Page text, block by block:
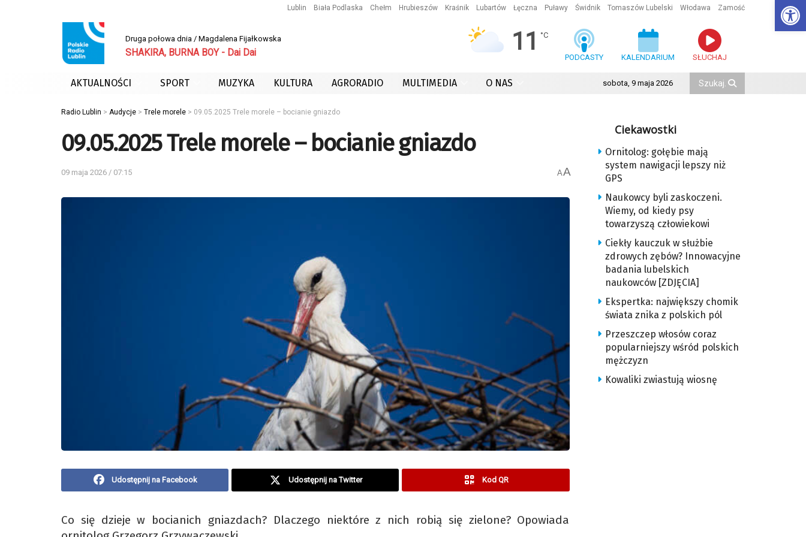
Lublin Biała Podlaska Chełm Hrubieszów Kraśnik Lubartów Łęczna Puławy Świdnik Tomaszów Lubelski Włodawa Zamość
Druga połowa dnia / Magdalena Fijałkowska
SHAKIRA, BURNA BOY - Dai Dai 11 °C
PODCASTY KALENDARIUM SŁUCHAJ
AKTUALNOŚCI SPORT MUZYKA KULTURA AGRORADIO MULTIMEDIA O NAS sobota, 9 maja 2026
Radio Lublin > Audycje > Trele morele > 09.05.2025 Trele morele – bocianie gniazdo
09.05.2025 Trele morele – bocianie gniazdo
09 maja 2026 / 07:15 AA
Udostępnij na Facebook Udostępnij na Twitter Kod QR
Co się dzieje w bocianich gniazdach? Dlaczego niektóre z nich robią się zielone? Opowiada
Ciekawostki
Ornitolog: gołębie mają
system nawigacji lepszy niż
GPS
Naukowcy byli zaskoczeni.
Wiemy, od kiedy psy
towarzyszą człowiekowi
Ciekły kauczuk w służbie
zdrowych zębów? Innowacyjne
badania lubelskich
naukowców [ZDJĘCIA]
Ekspertka: największy chomik
świata znika z polskich pól
Przeszczep włosów coraz
popularniejszy wśród polskich
mężczyzn
Kowaliki zwiastują wiosnę